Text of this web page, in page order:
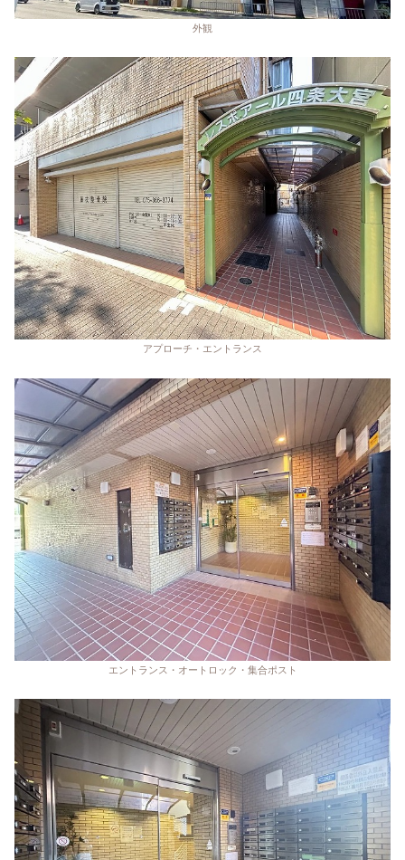
外観
アプローチ・エントランス
エントランス・オートロック・集合ポスト